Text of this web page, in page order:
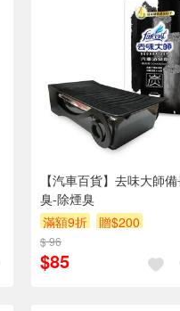
【汽車百貨】去味大師
臭-除煙臭
滿額9折
贈$200
$ 96
$85